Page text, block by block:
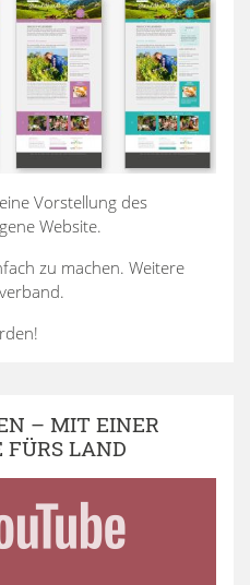
Vorstellung des
Website.
zu machen. Weitere
– MIT EINER
FÜRS LAND